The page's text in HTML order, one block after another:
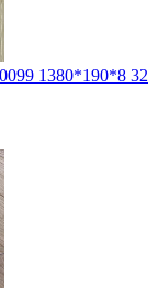
1380*190*8 32